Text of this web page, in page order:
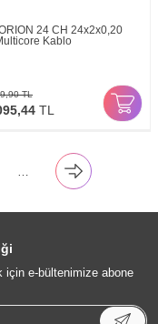
24 CH 24x2x0,20
Kablo
TL
TL
…
için e-bültenimize abone